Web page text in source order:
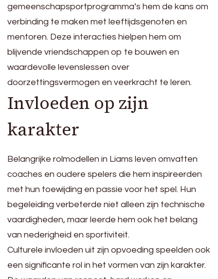
gemeenschapsportprogramma’s hem de kans om
verbinding te maken met leeftijdsgenoten en
mentoren. Deze interacties hielpen hem om
blijvende vriendschappen op te bouwen en
waardevolle levenslessen over
doorzettingsvermogen en veerkracht te leren.
Invloeden op zijn
karakter
Belangrijke rolmodellen in Liams leven omvatten
coaches en oudere spelers die hem inspireerden
met hun toewijding en passie voor het spel. Hun
begeleiding verbeterde niet alleen zijn technische
vaardigheden, maar leerde hem ook het belang
van nederigheid en sportiviteit.
Culturele invloeden uit zijn opvoeding speelden ook
een significante rol in het vormen van zijn karakter.